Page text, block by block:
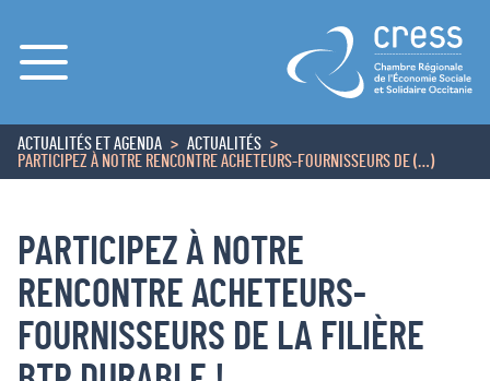
Menu
ACCUEIL
ACTUALITÉS ET AGENDA
ACTUALITÉS
PARTICIPEZ À NOTRE RENCONTRE ACHETEURS-FOURNISSEURS DE (…)
PARTICIPEZ À NOTRE
RENCONTRE ACHETEURS-
FOURNISSEURS DE LA FILIÈRE